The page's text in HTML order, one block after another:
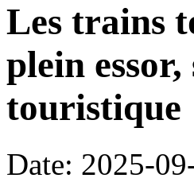
Les trains
plein
touristique
Date: 2025-